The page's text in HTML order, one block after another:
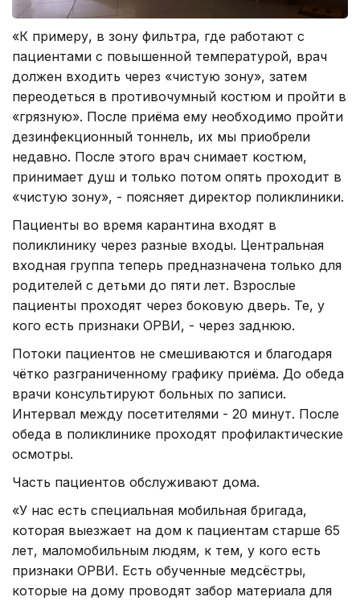
«К примеру, в зону фильтра, где работают с
пациентами с повышенной температурой, врач
должен входить через «чистую зону», затем
переодеться в противочумный костюм и пройти в
«грязную». После приёма ему необходимо пройти
дезинфекционный тоннель, их мы приобрели
недавно. После этого врач снимает костюм,
принимает душ и только потом опять проходит в
«чистую зону», - поясняет директор поликлиники.
Пациенты во время карантина входят в
поликлинику через разные входы. Центральная
входная группа теперь предназначена только для
родителей с детьми до пяти лет. Взрослые
пациенты проходят через боковую дверь. Те, у
кого есть признаки ОРВИ, - через заднюю.
Потоки пациентов не смешиваются и благодаря
чётко разграниченному графику приёма. До обеда
врачи консультируют больных по записи.
Интервал между посетителями - 20 минут. После
обеда в поликлинике проходят профилактические
осмотры.
Часть пациентов обслуживают дома.
«У нас есть специальная мобильная бригада,
которая выезжает на дом к пациентам старше 65
лет, маломобильным людям, к тем, у кого есть
признаки ОРВИ. Есть обученные медсёстры,
которые на дому проводят забор материала для